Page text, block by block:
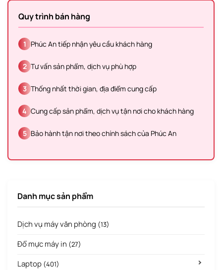
Quy trình bán hàng
1 Phúc An tiếp nhận yêu cầu khách hàng
2 Tư vấn sản phẩm, dịch vụ phù hợp
3 Thống nhất thời gian, địa điểm cung cấp
4 Cung cấp sản phẩm, dịch vụ tận nơi cho khách hàng
5 Bảo hành tận nơi theo chính sách của Phúc An
Danh mục sản phẩm
Dịch vụ máy văn phòng (13)
Đổ mực máy in (27)
Laptop (401)